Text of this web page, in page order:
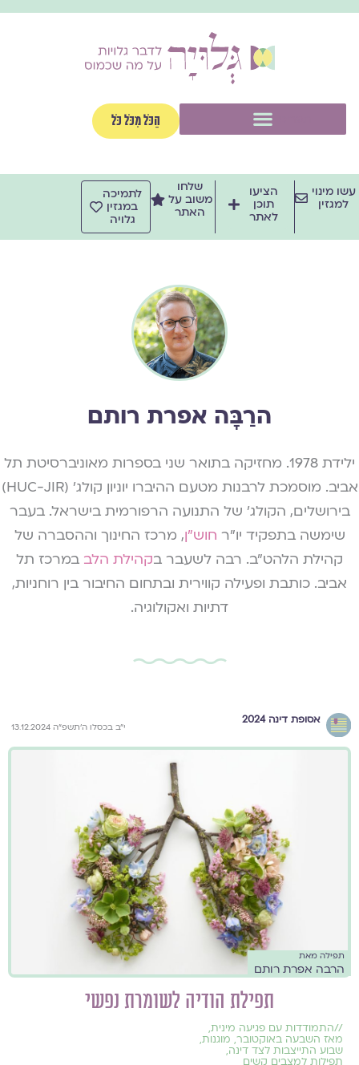
לתוכן
הַכֹּל מִכֹּל כֹּל
עשו מינוי
למגזין
הציעו
תוכן
לאתר
שלחו
משוב על
האתר
לתמיכה
במגזין
גלויה
הרַבָּה אפרת רותם
ילידת 1978. מחזיקה בתואר שני בספרות מאוניברסיטת תל
אביב. מוסמכת לרבנות מטעם ההיברו יוניון קולג' (HUC-JIR)
בירושלים, הקולג' של התנועה הרפורמית בישראל. בעבר
שימשה בתפקיד יו"ר חוש"ן, מרכז החינוך וההסברה של
קהילת הלהט"ב. רבה לשעבר בקהילת הלב במרכז תל
אביב. כותבת ופעילה קווירית ובתחום החיבור בין רוחניות,
דתיות ואקולוגיה.
אסופת דינה 2024
י״ב בכסלו ה׳תשפ״ה 13.12.2024
תפילה מאת
הרבה אפרת רותם
תפילת הודיה לשומרת נפשי
//התמודדות עם פגיעה מינית,
מאז השבעה באוקטובר, מוגנות,
שבוע התייצבות לצד דינה,
תפילות למצבים קשים